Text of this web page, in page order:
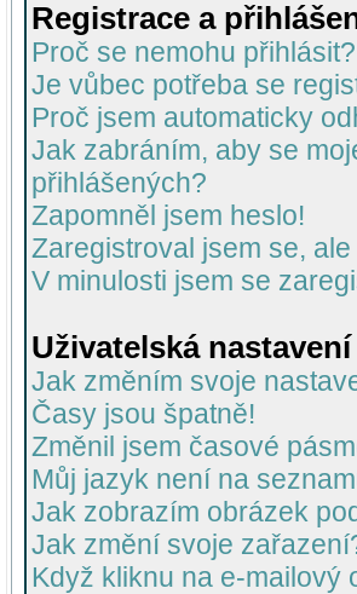
Registrace a
Proč se nemohu přihlásit?
Je vůbec potřeba se
Proč jsem automaticky
Jak zabráním, aby se
přihlášených?
Zapomněl jsem heslo!
Zaregistroval jsem se,
V minulosti jsem se
Uživatelská nastavení
Jak změním svoje
Časy jsou špatně!
Změnil jsem časové
Můj jazyk není na
Jak zobrazím obrázek
Jak změní svoje
Když kliknu na e-mailový